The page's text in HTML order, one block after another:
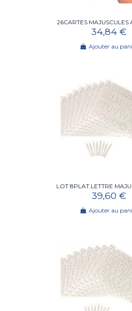
26CARTES MAJUSCULES
34,84 €
Ajouter au
LOT 8PLAT.LETTRE
39,60 €
Ajouter au